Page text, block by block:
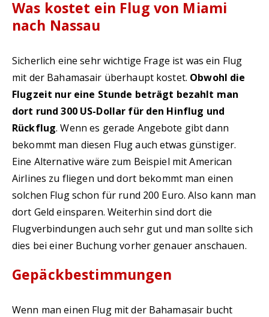
Was kostet ein Flug von Miami
nach Nassau
Sicherlich eine sehr wichtige Frage ist was ein Flug
mit der Bahamasair überhaupt kostet. Obwohl die
Flugzeit nur eine Stunde beträgt bezahlt man
dort rund 300 US-Dollar für den Hinflug und
Rückflug. Wenn es gerade Angebote gibt dann
bekommt man diesen Flug auch etwas günstiger.
Eine Alternative wäre zum Beispiel mit American
Airlines zu fliegen und dort bekommt man einen
solchen Flug schon für rund 200 Euro. Also kann man
dort Geld einsparen. Weiterhin sind dort die
Flugverbindungen auch sehr gut und man sollte sich
dies bei einer Buchung vorher genauer anschauen.
Gepäckbestimmungen
Wenn man einen Flug mit der Bahamasair bucht